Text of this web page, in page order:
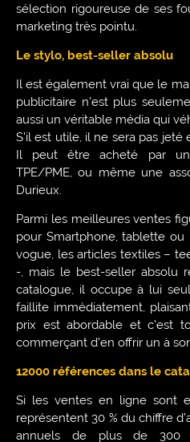
sélection rigoureuse de ses
marketing très pointu.
Le stylo, best-seller absolu
Il est également vrai que le
publicitaire n’est plus
aussi un véritable média qui
S’il est utile, il ne sera pas
Il peut être acheté par
TPE/PME, ou même une
Durieux.
Parmi les meilleures ventes
pour Smartphone, tablette ou
vogue, les articles textiles –
-, mais le best-seller absolu
catalogue, il occupe à lui
faillite immédiatement,
prix est abordable et c’est
commerçant d’en offrir un à
12000 références dans le
Si les ventes en ligne sont
représentent 30 % du chiffre
annuels de plus de 300